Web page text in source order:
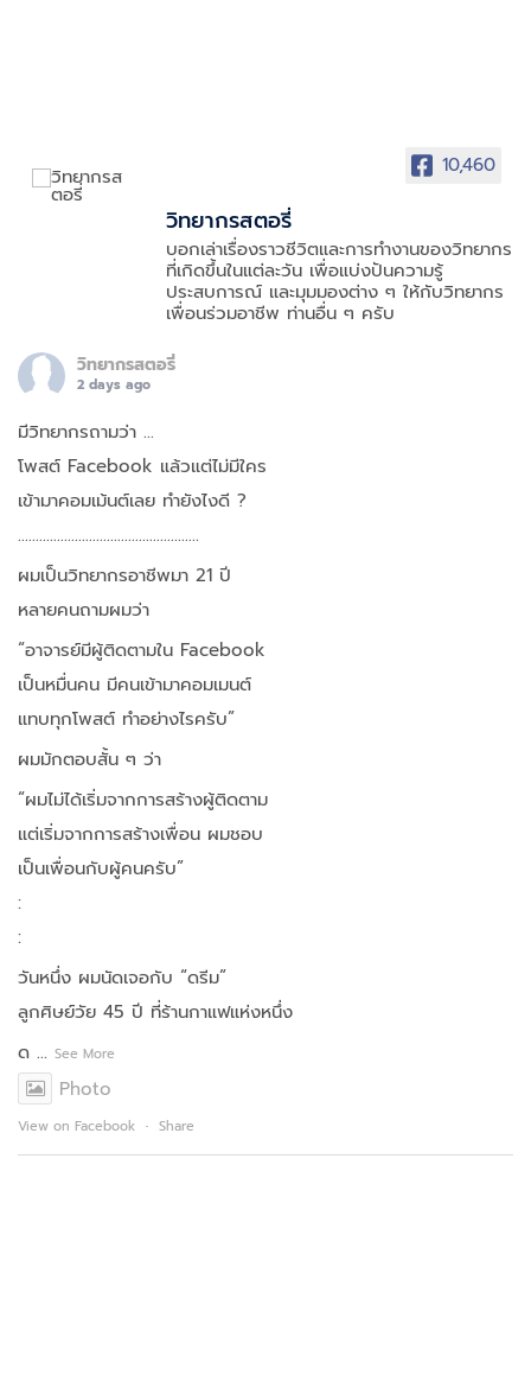
10,460
วิทยากรสตอรี่
บอกเล่าเรื่องราวชีวิตและการทำงานของวิทยากร
ที่เกิดขึ้นในแต่ละวัน เพื่อแบ่งปันความรู้
ประสบการณ์ และมุมมองต่าง ๆ ให้กับวิทยากร
เพื่อนร่วมอาชีพ ท่านอื่น ๆ ครับ
วิทยากรสตอรี่
2 days ago
มีวิทยากรถามว่า …
โพสต์ Facebook แล้วแต่ไม่มีใคร
เข้ามาคอมเม้นต์เลย ทำยังไงดี ?
……………………………………………
ผมเป็นวิทยากรอาชีพมา 21 ปี
หลายคนถามผมว่า
“อาจารย์มีผู้ติดตามใน Facebook
เป็นหมื่นคน มีคนเข้ามาคอมเมนต์
แทบทุกโพสต์ ทำอย่างไรครับ”
ผมมักตอบสั้น ๆ ว่า
“ผมไม่ได้เริ่มจากการสร้างผู้ติดตาม
แต่เริ่มจากการสร้างเพื่อน ผมชอบ
เป็นเพื่อนกับผู้คนครับ”
:
:
วันหนึ่ง ผมนัดเจอกับ “ดรีม”
ลูกศิษย์วัย 45 ปี ที่ร้านกาแฟแห่งหนึ่ง
ด ... See More
Photo
View on Facebook · Share